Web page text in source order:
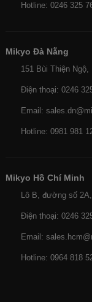
Hotline: 0246 325
Mikyo Đà Nẵng
151 Bùi Thiện
Điện thoại: 0246
Email:
Hotline: 0981 981
Mikyo Hồ Chí Minh
Lô B, đường số
Điện thoại: 0246
Email:
Hotline: 0964 818